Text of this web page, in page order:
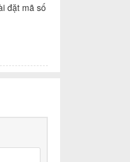
đặt mã số